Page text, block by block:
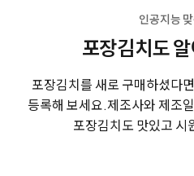
인공지능
포장김치도
포장김치를 새로 구매하셨다
등록해 보세요.제조사와 제조
포장김치도 맛있고 시